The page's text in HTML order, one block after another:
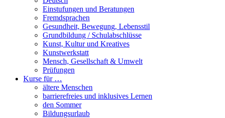
Einstufungen und Beratungen
Fremdsprachen
Gesundheit, Bewegung, Lebensstil
Grundbildung / Schulabschlüsse
Kunst, Kultur und Kreatives
Kunstwerkstatt
Mensch, Gesellschaft & Umwelt
Prüfungen
Kurse für …
ältere Menschen
barrierefreies und inklusives Lernen
den Sommer
Bildungsurlaub